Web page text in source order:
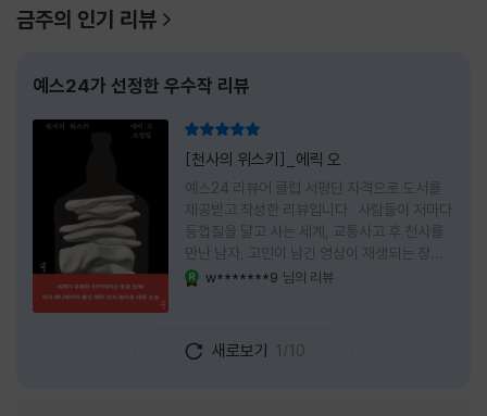
금주의 인기 리뷰
예스24가 선정한 우수작 리뷰
[천사의 위스키]_에릭 오
예스24 리뷰어 클럽 서평단 자격으로 도서를
제공받고 작성한 리뷰입니다 사람들이 저마다
등껍질을 달고 사는 세계, 교통사고 후 천사를
만난 남자, 고인이 남긴 영상이 재생되는 장례
식장에서 똥을 싼 개. 이 책에는 몇 줄만 읽어도
넘어가 있었다. 소설을 읽으면서 잘 만든 단편
애니메이션 여러 편을 차례로 보는 기분이 들었
w*******9 님의 리뷰
새로보기 1/10